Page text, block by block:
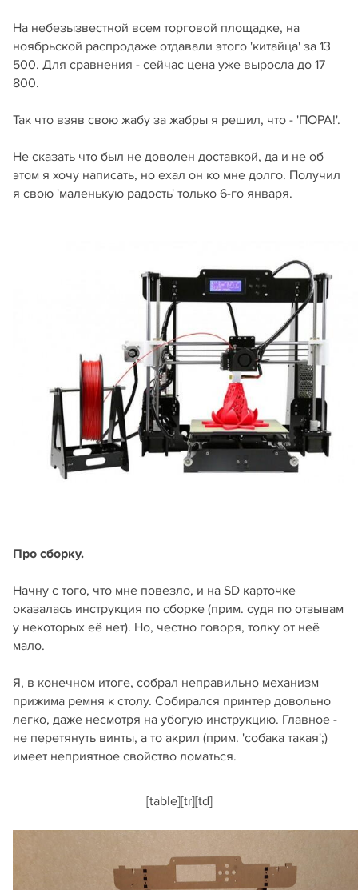
На небезызвестной всем торговой площадке, на
ноябрьской распродаже отдавали этого 'китайца' за 13
500. Для сравнения - сейчас цена уже выросла до 17
800.
Так что взяв свою жабу за жабры я решил, что - 'ПОРА!'.
Не сказать что был не доволен доставкой, да и не об
этом я хочу написать, но ехал он ко мне долго. Получил
я свою 'маленькую радость' только 6-го января.
Про сборку.
Начну с того, что мне повезло, и на SD карточке
оказалась инструкция по сборке (прим. судя по отзывам
у некоторых её нет). Но, честно говоря, толку от неё
мало.
Я, в конечном итоге, собрал неправильно механизм
прижима ремня к столу. Собирался принтер довольно
легко, даже несмотря на убогую инструкцию. Главное -
не перетянуть винты, а то акрил (прим. 'собака такая';)
имеет неприятное свойство ломаться.
[table][tr][td]